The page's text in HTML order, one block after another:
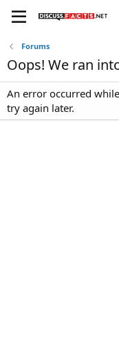
Forums
Oops! We ran
An error occurred
try again later.